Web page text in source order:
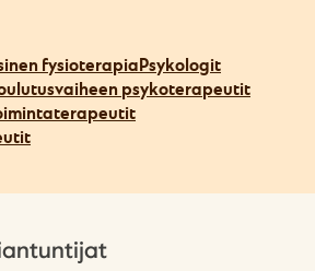
fysioterapiaPsykologit
psykoterapeutit